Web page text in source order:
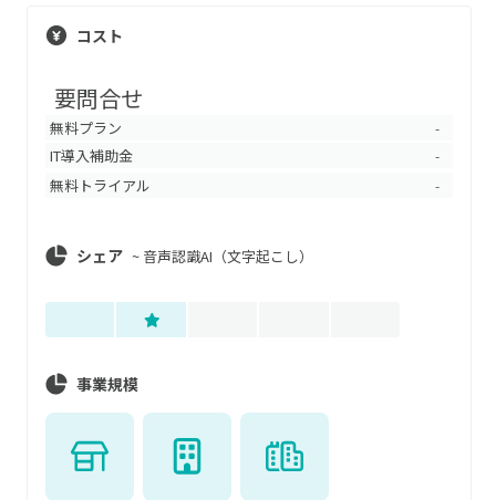
コスト
要問合せ
無料プラン -
IT導入補助金 -
無料トライアル -
シェア ~ 音声認識AI（文字起こし）
事業規模